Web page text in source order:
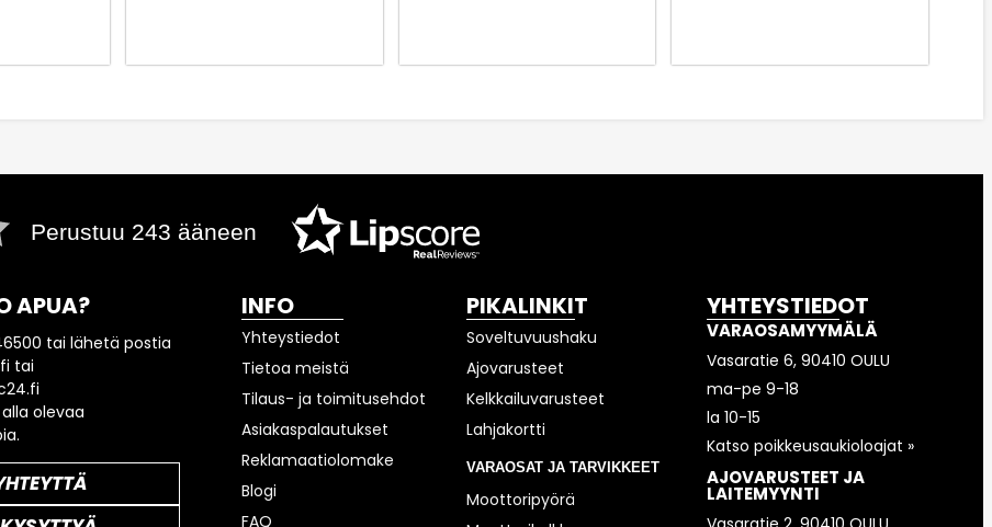
Perustuu 243 ääneen
APUA?
tai lähetä postia
tai
olevaa
INFO
Yhteystiedot
Tietoa meistä
Tilaus- ja toimitusehdot
Asiakaspalautukset
Reklamaatiolomake
Blogi
FAQ
PIKALINKIT
Soveltuvuushaku
Ajovarusteet
Kelkkailuvarusteet
Lahjakortti
VARAOSAT JA TARVIKKEET
Moottoripyörä
YHTEYSTIEDOT
VARAOSAMYYMÄLÄ
Vasaratie 6, 90410 OULU
ma-pe 9-18
la 10-15
Katso poikkeusaukioloajat »
AJOVARUSTEET JA
LAITEMYYNTI